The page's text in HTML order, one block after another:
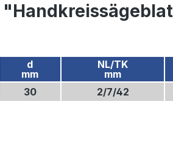
d
mm
NL/TK
mm
30 2/7/42